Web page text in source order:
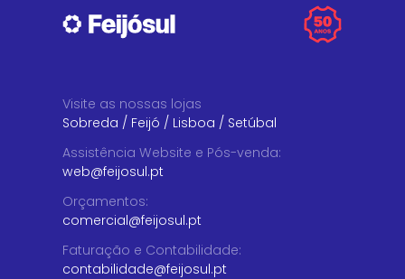
Visite as nossas lojas
Sobreda / Feijó / Lisboa / Setúbal
Assistência Website e Pós-venda:
web@feijosul.pt
Orçamentos:
comercial@feijosul.pt
Faturação e Contabilidade:
contabilidade@feijosul.pt